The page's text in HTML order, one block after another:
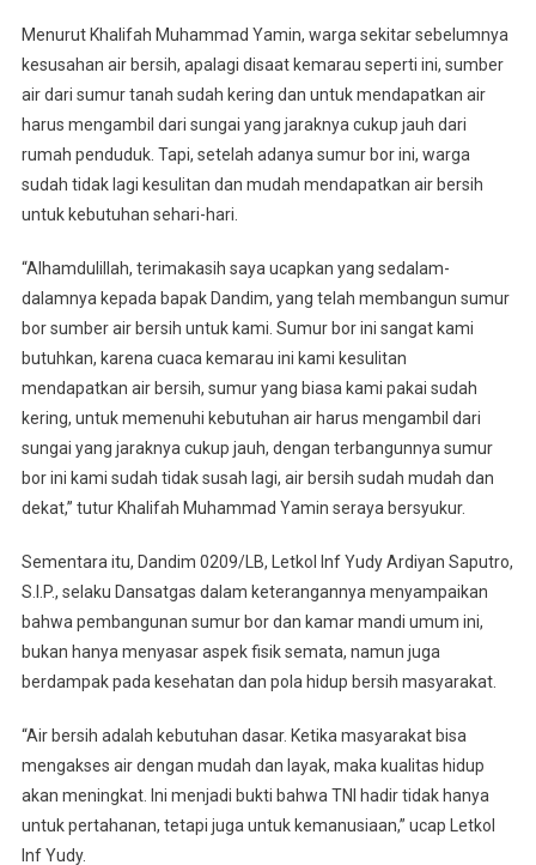
Menurut Khalifah Muhammad Yamin, warga sekitar sebelumnya
kesusahan air bersih, apalagi disaat kemarau seperti ini, sumber
air dari sumur tanah sudah kering dan untuk mendapatkan air
harus mengambil dari sungai yang jaraknya cukup jauh dari
rumah penduduk. Tapi, setelah adanya sumur bor ini, warga
sudah tidak lagi kesulitan dan mudah mendapatkan air bersih
untuk kebutuhan sehari-hari.
“Alhamdulillah, terimakasih saya ucapkan yang sedalam-
dalamnya kepada bapak Dandim, yang telah membangun sumur
bor sumber air bersih untuk kami. Sumur bor ini sangat kami
butuhkan, karena cuaca kemarau ini kami kesulitan
mendapatkan air bersih, sumur yang biasa kami pakai sudah
kering, untuk memenuhi kebutuhan air harus mengambil dari
sungai yang jaraknya cukup jauh, dengan terbangunnya sumur
bor ini kami sudah tidak susah lagi, air bersih sudah mudah dan
dekat,” tutur Khalifah Muhammad Yamin seraya bersyukur.
Sementara itu, Dandim 0209/LB, Letkol Inf Yudy Ardiyan Saputro,
S.I.P., selaku Dansatgas dalam keterangannya menyampaikan
bahwa pembangunan sumur bor dan kamar mandi umum ini,
bukan hanya menyasar aspek fisik semata, namun juga
berdampak pada kesehatan dan pola hidup bersih masyarakat.
“Air bersih adalah kebutuhan dasar. Ketika masyarakat bisa
mengakses air dengan mudah dan layak, maka kualitas hidup
akan meningkat. Ini menjadi bukti bahwa TNI hadir tidak hanya
untuk pertahanan, tetapi juga untuk kemanusiaan,” ucap Letkol
Inf Yudy.